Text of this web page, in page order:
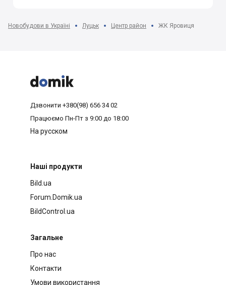
Новобудови в Україні Луцьк Центр район ЖК Яровиця



Дзвонити +380(98) 656 34 02
Працюємо Пн-Пт з 9:00 до 18:00
На русском
Наші продукти
Bild.ua
Forum.Domik.ua
BildControl.ua
Загальне
Про нас
Контакти
Умови використання